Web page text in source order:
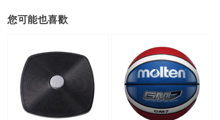
您可能也喜歡